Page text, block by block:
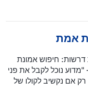
אמת
חיפוש אמונת
נוכל לקבל את פני
רק אם נקשיב לקולו של